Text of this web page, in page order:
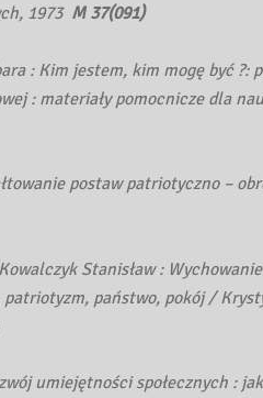
1973 M 37(091)
: Kim jestem, kim mogę być
: materiały pomocnicze dla
postaw patriotyczno –
Stanisław :
patriotyzm, państwo, pokój /
umiejętności społecznych :